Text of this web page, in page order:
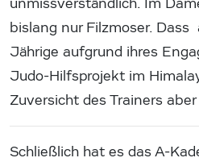
unmissverständlich. Im
bislang nur Filzmoser.
Jährige aufgrund ihres
Judo-Hilfsprojekt im
Zuversicht des Trainers
Schließlich hat es das A-